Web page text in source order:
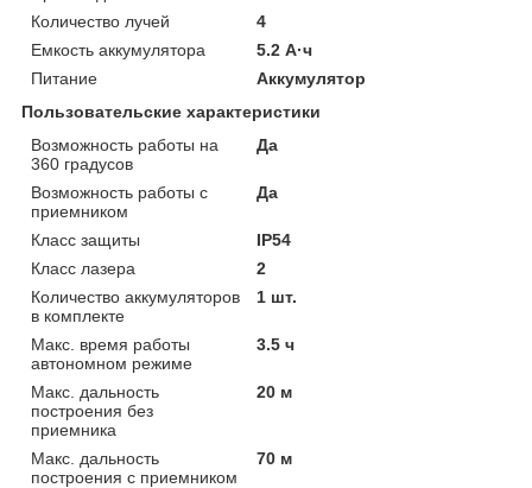
Количество лучей
4
Емкость аккумулятора
5.2 А·ч
Питание
Аккумулятор
Пользовательские характеристики
Возможность работы на
360 градусов
Да
Возможность работы с
приемником
Да
Класс защиты
IP54
Класс лазера
2
Количество аккумуляторов
в комплекте
1 шт.
Макс. время работы
автономном режиме
3.5 ч
Макс. дальность
построения без
приемника
20 м
Макс. дальность
построения с приемником
70 м